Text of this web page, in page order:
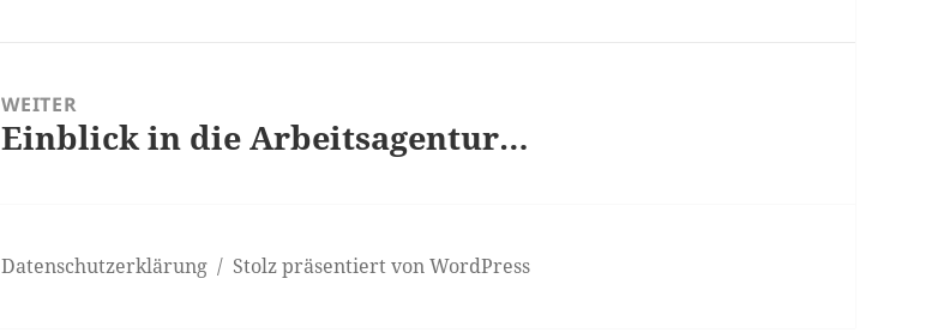
WEITER
Nächster
Einblick in die Arbeitsagentur…
Datenschutzerklärung Stolz präsentiert von WordPress